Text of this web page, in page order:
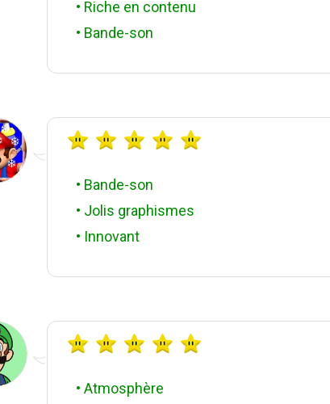
• Riche en contenu
• Bande-son
• Bande-son
• Jolis graphismes
• Innovant
• Atmosphère